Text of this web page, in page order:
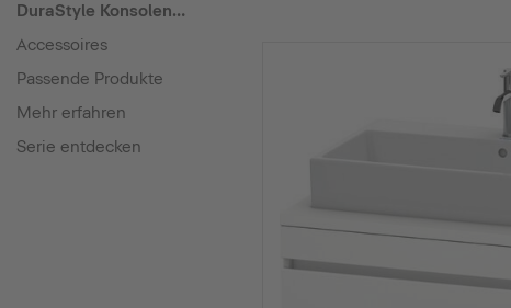
DuraStyle Konsolenwaschtischunterbau wandhängend
Accessoires
Passende Produkte
Mehr erfahren
Serie entdecken